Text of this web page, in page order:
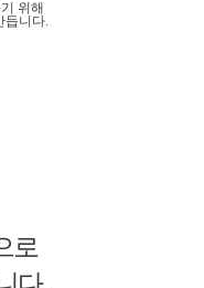
위해
듭니다.
요!